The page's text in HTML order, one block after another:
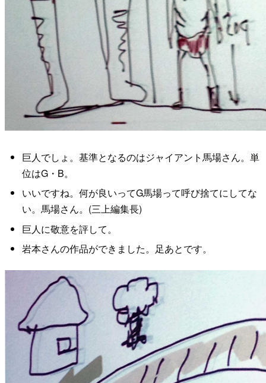
巨人でしょ。基準となるのはジャイアント馬場さん。単
位はG・B。
いいですね。何が良いってG馬場って呼び捨てにしてな
い。馬場さん。(三上編集長)
巨人に敬意を評して。
岩本さんの作品ができました。足あとです。